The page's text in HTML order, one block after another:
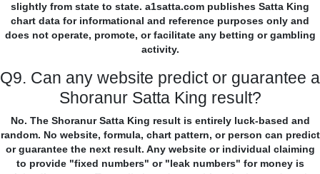
slightly from state to state. a1satta.com publishes Satta King
chart data for informational and reference purposes only and
does not operate, promote, or facilitate any betting or gambling
activity.
Q9. Can any website predict or guarantee a
Shoranur Satta King result?
No. The Shoranur Satta King result is entirely luck-based and
random. No website, formula, chart pattern, or person can predict
or guarantee the next result. Any website or individual claiming
to provide "fixed numbers" or "leak numbers" for money is